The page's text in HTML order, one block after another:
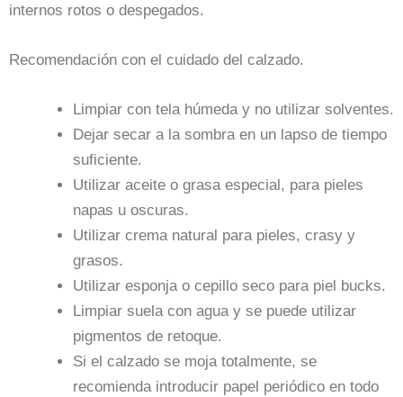
internos rotos o despegados.
Recomendación con el cuidado del calzado.
Limpiar con tela húmeda y no utilizar solventes.
Dejar secar a la sombra en un lapso de tiempo
suficiente.
Utilizar aceite o grasa especial, para pieles
napas u oscuras.
Utilizar crema natural para pieles, crasy y
grasos.
Utilizar esponja o cepillo seco para piel bucks.
Limpiar suela con agua y se puede utilizar
pigmentos de retoque.
Si el calzado se moja totalmente, se
recomienda introducir papel periódico en todo